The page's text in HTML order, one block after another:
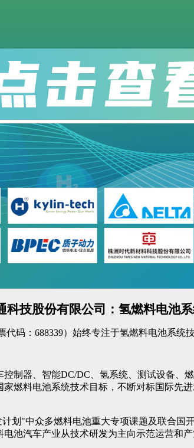
科技股份有限公司：氢燃料电池
码：688339）始终专注于氢燃料电池系统
制器、智能DC/DC、氢系统、测试设备、
燃料电池系统技术目标，不断对标国际先
划"中众多燃料电池重大专项课题及联合国
池汽车产业从技术研发为主向示范运营和产